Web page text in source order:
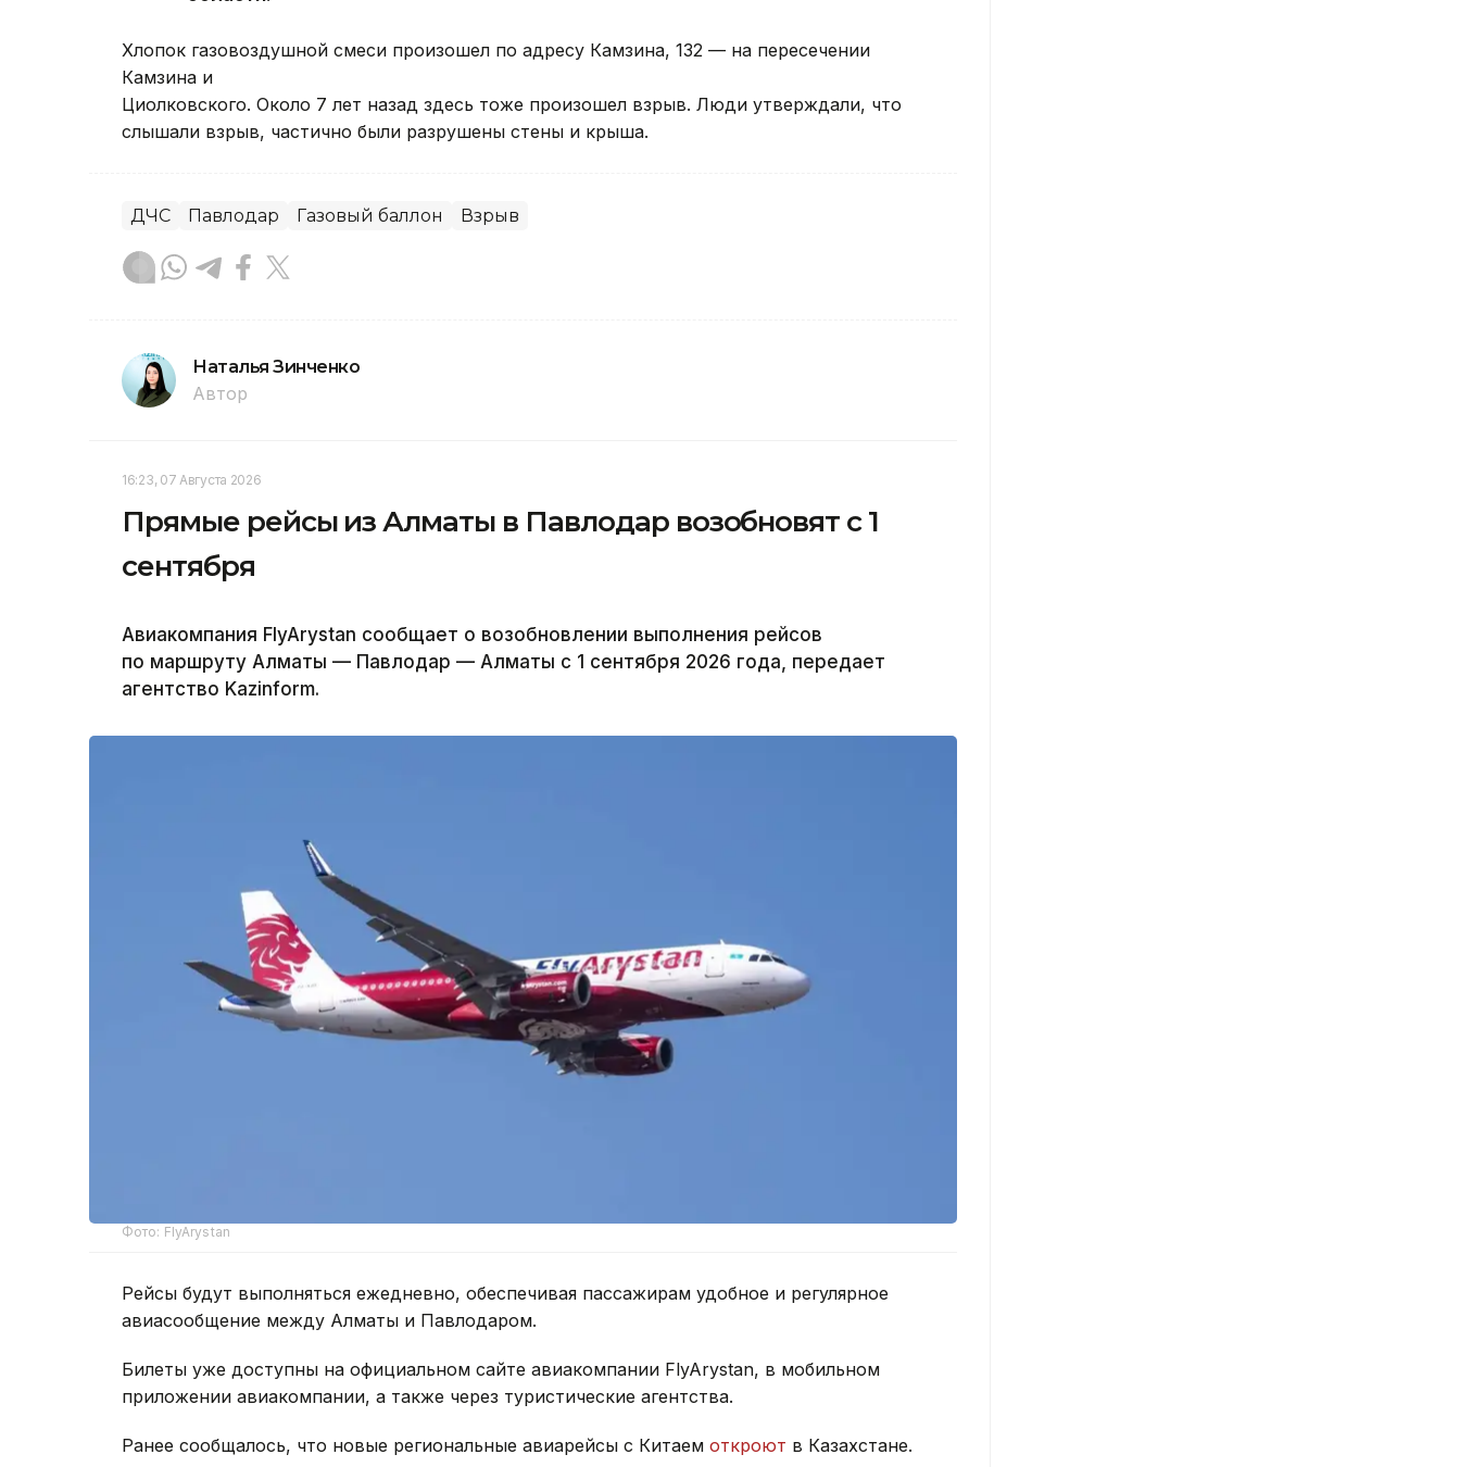
Хлопок газовоздушной смеси произошел по адресу Камзина, 132 — на пересечении
Камзина и
Циолковского. Около 7 лет назад здесь тоже произошел взрыв. Люди утверждали, что
слышали взрыв, частично были разрушены стены и крыша.
ДЧС Павлодар Газовый баллон Взрыв
Наталья Зинченко
Автор
16:23, 07 Августа 2026
Прямые рейсы из Алматы в Павлодар возобновят с 1
сентября
Авиакомпания FlyArystan сообщает о возобновлении выполнения рейсов
по маршруту Алматы — Павлодар — Алматы с 1 сентября 2026 года, передает
агентство Kazinform.
Фото: FlyArystan
Рейсы будут выполняться ежедневно, обеспечивая пассажирам удобное и регулярное
авиасообщение между Алматы и Павлодаром.
Билеты уже доступны на официальном сайте авиакомпании FlyArystan, в мобильном
приложении авиакомпании, а также через туристические агентства.
Ранее сообщалось, что новые региональные авиарейсы с Китаем откроют в Казахстане.